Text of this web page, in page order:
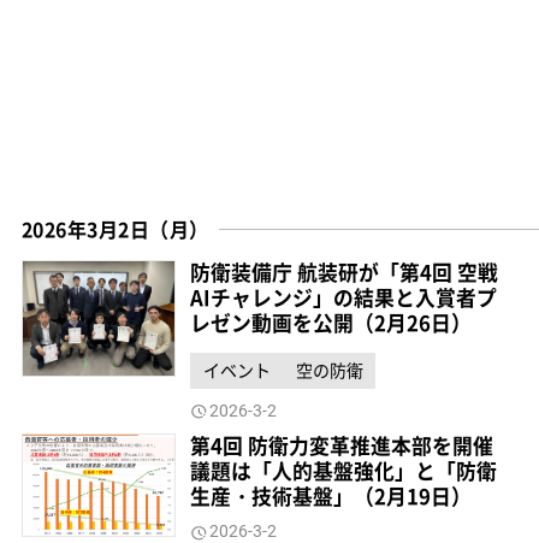
2026年3月2日（月）
防衛装備庁 航装研が「第4回 空戦
AIチャレンジ」の結果と入賞者プ
レゼン動画を公開（2月26日）
イベント 空の防衛
2026-3-2
第4回 防衛力変革推進本部を開催
議題は「人的基盤強化」と「防衛
生産・技術基盤」（2月19日）
2026-3-2